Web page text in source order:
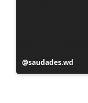
Objavo
je
saudades.wd